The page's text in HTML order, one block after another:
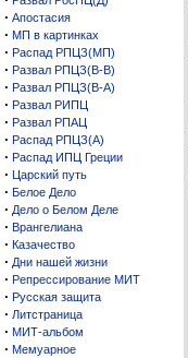
· Апостасия
· МП в картинках
· Распад РПЦЗ(МП)
· Развал РПЦЗ(В-В)
· Развал РПЦЗ(В-А)
· Развал РИПЦ
· Развал РПАЦ
· Распад РПЦЗ(А)
· Распад ИПЦ Греции
· Царский путь
· Белое Дело
· Дело о Белом Деле
· Врангелиана
· Казачество
· Дни нашей жизни
· Репрессирование МИТ
· Русская защита
· Литстраница
· МИТ-альбом
· Мемуарное